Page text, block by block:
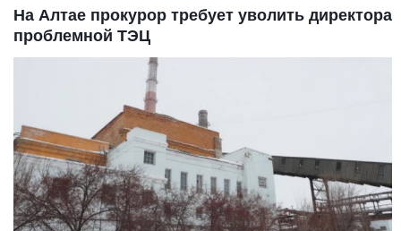
На Алтае прокурор требует уволить директора
проблемной ТЭЦ